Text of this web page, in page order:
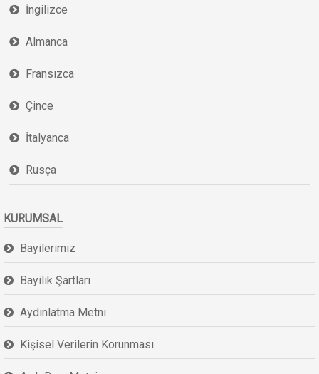
İngilizce
Almanca
Fransızca
Çince
İtalyanca
Rusça
KURUMSAL
Bayilerimiz
Bayilik Şartları
Aydınlatma Metni
Kişisel Verilerin Korunması